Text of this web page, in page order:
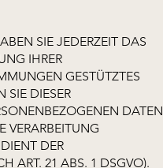
SIE JEDERZEIT DAS
IHRER
GESTÜTZTES
SIE DIESER
DATEN
VERARBEITUNG
DER
ART. 21 ABS. 1 DSGVO).